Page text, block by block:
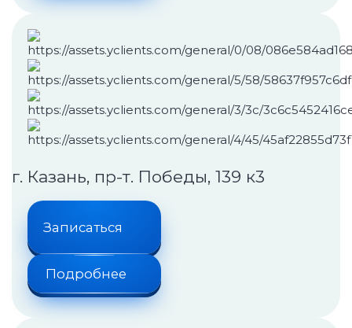
г. Казань, пр-т. Победы, 139 к3
Записаться
Подробнее